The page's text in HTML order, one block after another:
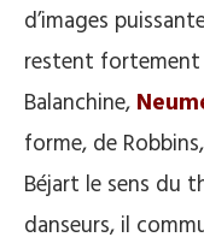
d’images
restent fortement
Balanchine,
forme, de
Béjart le sens du
danseurs, il